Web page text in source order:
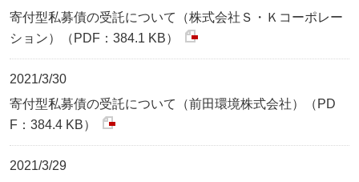
寄付型私募債の受託について（株式会社Ｓ・Ｋコーポレー
ション）（PDF：384.1 KB）
2021/3/30
寄付型私募債の受託について（前田環境株式会社）（PD
F：384.4 KB）
2021/3/29